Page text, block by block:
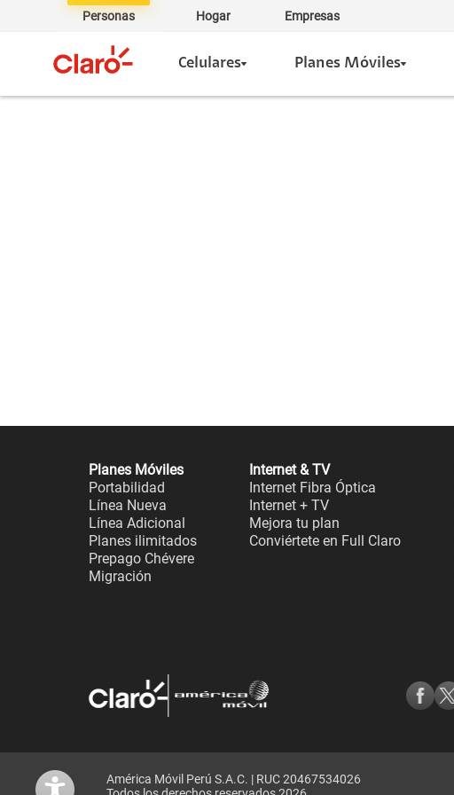
Personas Hogar Empresas
Celulares Planes Móviles
Planes Móviles
Portabilidad
Línea Nueva
Línea Adicional
Planes ilimitados
Prepago Chévere
Migración
Internet & TV
Internet Fibra Óptica
Internet + TV
Mejora tu plan
Conviértete en Full Claro
América Móvil Perú S.A.C. | RUC 20467534026